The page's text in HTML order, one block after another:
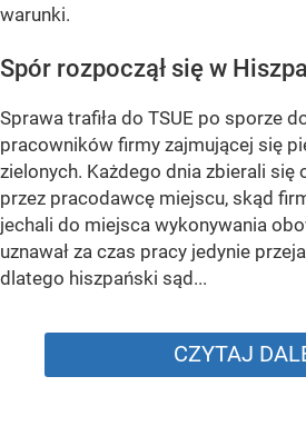
warunki.
Spór rozpoczął się w
Sprawa trafiła do TSUE po sporze
pracowników firmy zajmującej się
zielonych. Każdego dnia zbierali się
przez pracodawcę miejscu, skąd
jechali do miejsca wykonywania
uznawał za czas pracy jedynie
dlatego hiszpański sąd...
CZYTAJ